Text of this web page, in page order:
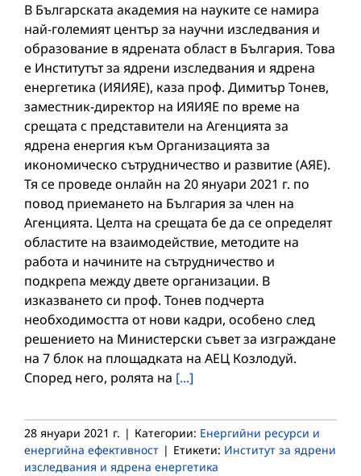
В Българската академия на науките се намира
най-големият център за научни изследвания и
образование в ядрената област в България. Това
е Институтът за ядрени изследвания и ядрена
енергетика (ИЯИЯЕ), каза проф. Димитър Тонев,
заместник-директор на ИЯИЯЕ по време на
срещата с представители на Агенцията за
ядрена енергия към Организацията за
икономическо сътрудничество и развитие (АЯЕ).
Тя се проведе онлайн на 20 януари 2021 г. по
повод приемането на България за член на
Агенцията. Целта на срещата бе да се определят
областите на взаимодействие, методите на
работа и начините на сътрудничество и
подкрепа между двете организации. В
изказването си проф. Тонев подчерта
необходимостта от нови кадри, особено след
решението на Министерски съвет за изграждане
на 7 блок на площадката на АЕЦ Козлодуй.
Според него, ролята на [...]
28 януари 2021 г. | Категории: Енергийни ресурси и
енергийна ефективност | Етикети: Институт за ядрени
изследвания и ядрена енергетика